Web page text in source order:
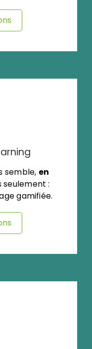
semble, en
seulement :
gamifiée.